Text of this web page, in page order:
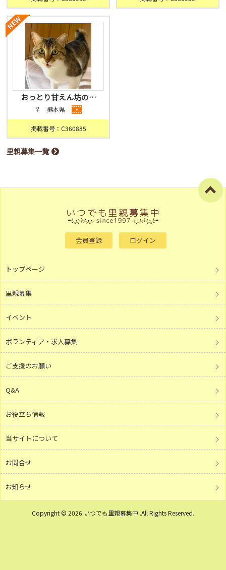
おっとり甘えん坊の…
♀ 熊本県
掲載番号：C360885
里親募集一覧
会員登録 ログイン
トップページ
里親募集
イベント
ボランティア・求人募集
ご支援のお願い
Q&A
お役立ち情報
当サイトについて
お問合せ
お知らせ
Copyright © 2026 いつでも里親募集中 .All Rights Reserved.